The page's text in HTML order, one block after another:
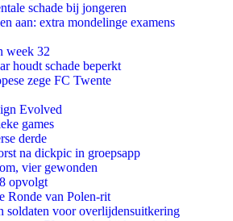
schade bij jongeren
aan: extra mondelinge examens
week 32
houdt schade beperkt
zege FC Twente
Evolved
games
derde
na dickpic in groepsapp
vier gewonden
opvolgt
Ronde van Polen-rit
soldaten voor overlijdensuitkering